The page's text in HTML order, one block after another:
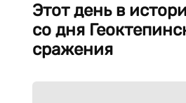
Этот день в
со дня
сражения